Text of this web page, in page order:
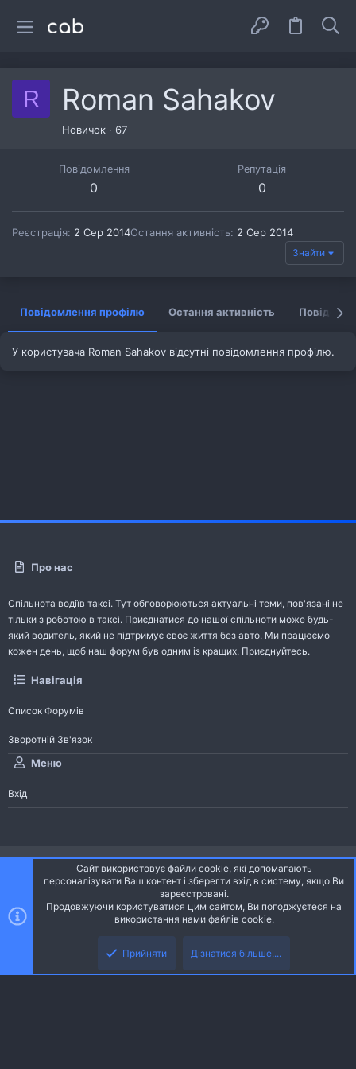
R Roman Sahakov
Новичок · 67
Повідомлення
0
Репутація
0
Реєстрація 2 Сер 2014Остання активність 2 Сер 2014
Знайти
Повідомлення профілю Остання активність
У користувача Roman Sahakov відсутні повідомлення профілю.
Про нас
Спільнота водіїв таксі. Тут обговорюються актуальні теми, пов'язані не
тільки з роботою в таксі. Приєднатися до нашої спільноти може будь-
який водитель, який не підтримує своє життя без авто. Ми працюємо
кожен день, щоб наш форум був одним із кращих. Приєднуйтесь.
Навігація
Список Форумів
Зворотній Зв'язок
Меню
Вхід
Ніч
Українська (UA)
S
Community platform by XenForo® © 2010-2026 XenForo Ltd.
Community platform by XenForo © 2010-2022 XenForo Ltd. | dev: Pages
Сайт використовує файли cookie, які допомагають
персоналізувати Ваш контент і зберегти вхід в систему, якщо Ви
зареєстровані.
Продовжуючи користуватися цим сайтом, Ви погоджуєтеся на
використання нами файлів cookie.
Прийняти Дізнатися більше....